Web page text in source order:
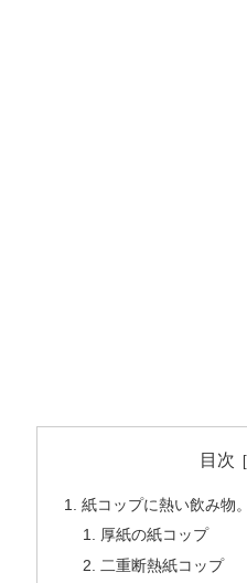
目次
紙コップに熱い飲み物
厚紙の紙コップ
二重断熱紙コップ